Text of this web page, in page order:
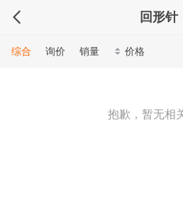
回形针
综合 询价 销量 价格
抱歉，暂无相